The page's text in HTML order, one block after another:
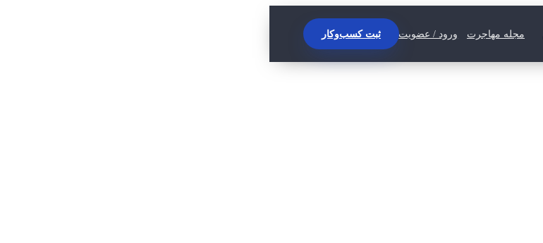
مجله مهاجرت ورود / عضویت ثبت کسب‌وکار